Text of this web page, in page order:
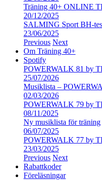
Träning 40+ ONLINE
20/12/2025
SALMING Sport BH-
23/06/2025
Previous Next
Om Träning 40+
Spotify
POWERWALK 81 by
25/07/2026
Musiklista –
02/03/2026
POWERWALK 79 by
08/11/2025
Ny musiklista för träning
06/07/2025
POWERWALK 77 by
23/03/2025
Previous Next
Rabattkoder
Föreläsningar